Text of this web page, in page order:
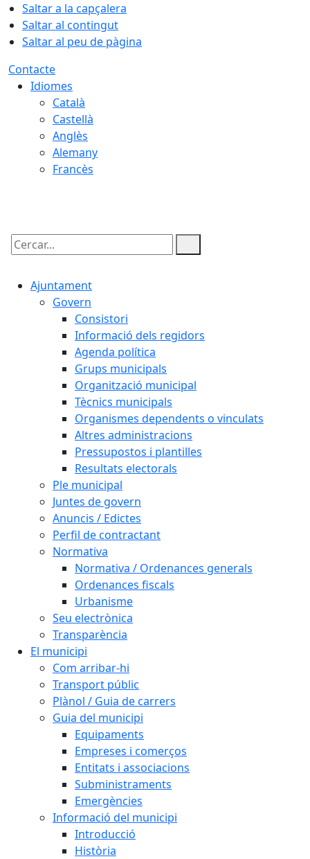
Saltar a la capçalera
Saltar al contingut
Saltar al peu de pàgina
Contacte
Idiomes
Català
Castellà
Anglès
Alemany
Francès
Cercar:
Ajuntament
Govern
Consistori
Informació dels regidors
Agenda política
Grups municipals
Organització municipal
Tècnics municipals
Organismes dependents o vinculats
Altres administracions
Pressupostos i plantilles
Resultats electorals
Ple municipal
Juntes de govern
Anuncis / Edictes
Perfil de contractant
Normativa
Normativa / Ordenances generals
Ordenances fiscals
Urbanisme
Seu electrònica
Transparència
El municipi
Com arribar-hi
Transport públic
Plànol / Guia de carrers
Guia del municipi
Equipaments
Empreses i comerços
Entitats i associacions
Subministraments
Emergències
Informació del municipi
Introducció
Història